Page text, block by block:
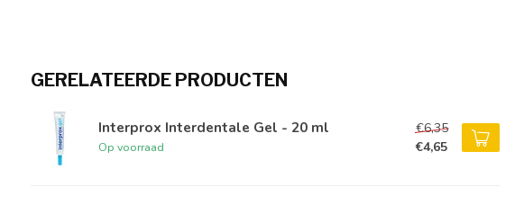
GERELATEERDE PRODUCTEN
Interprox Interdentale Gel - 20 ml
Op voorraad
€6,35
€4,65